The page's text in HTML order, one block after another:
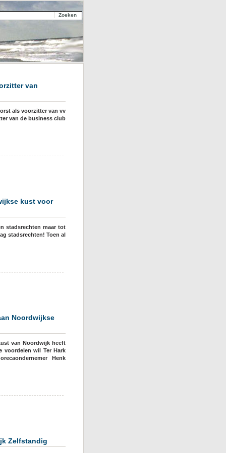
van
als voorzitter van vv
van de business club
kust voor
stadsrechten maar tot
stadsrechten! Toen al
Noordwijkse
van Noordwijk heeft
voordelen wil Ter Hark
Henk
Zelfstandig